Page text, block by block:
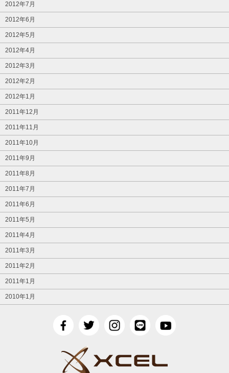
2012年7月
2012年6月
2012年5月
2012年4月
2012年3月
2012年2月
2012年1月
2011年12月
2011年11月
2011年10月
2011年9月
2011年8月
2011年7月
2011年6月
2011年5月
2011年4月
2011年3月
2011年2月
2011年1月
2010年1月